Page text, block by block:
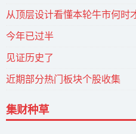
从顶层设计看懂本轮牛市何时
今年已过半
见证历史了
近期部分热门板块个股收集
集财种草